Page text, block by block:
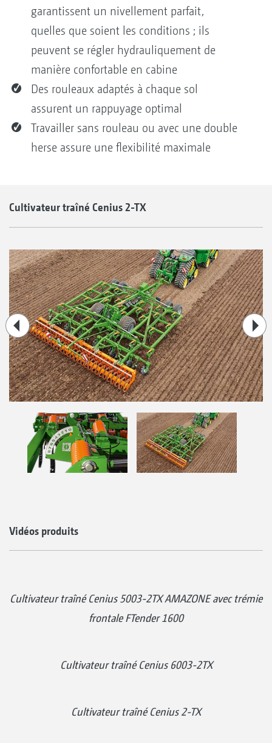
garantissent un nivellement parfait,
quelles que soient les conditions ; ils
peuvent se régler hydrauliquement de
manière confortable en cabine
Des rouleaux adaptés à chaque sol
assurent un rappuyage optimal
Travailler sans rouleau ou avec une double
herse assure une flexibilité maximale
Cultivateur traîné Cenius 2-TX
Vidéos produits
Cultivateur traîné Cenius 5003-2TX AMAZONE avec trémie
frontale FTender 1600
Cultivateur traîné Cenius 6003-2TX
Cultivateur traîné Cenius 2-TX